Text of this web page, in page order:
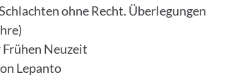
ohne Recht. Überlegungen
Neuzeit
Lepanto